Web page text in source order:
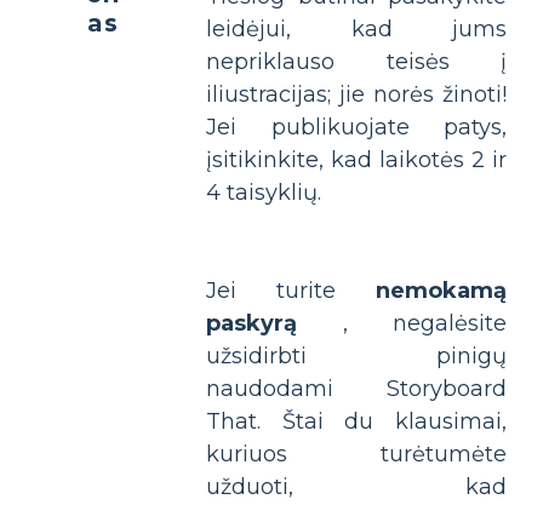
as
leidėjui, kad jums
nepriklauso teisės į
iliustracijas; jie norės žinoti!
Jei publikuojate patys,
įsitikinkite, kad laikotės 2 ir
4 taisyklių.
Jei turite nemokamą
paskyrą , negalėsite
užsidirbti pinigų
naudodami Storyboard
That. Štai du klausimai,
kuriuos turėtumėte
užduoti, kad